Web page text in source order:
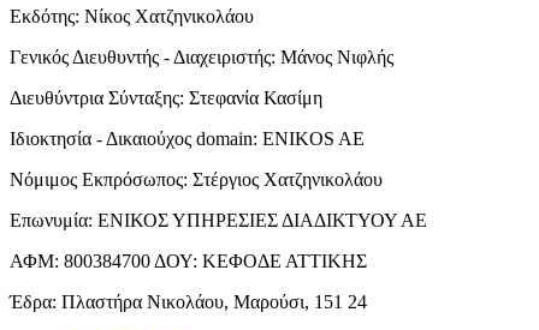
Εκδότης: Νίκος Χατζηνικολάου
Γενικός Διευθυντής - Διαχειριστής: Μάνος Νιφλής
Διευθύντρια Σύνταξης: Στεφανία Κασίμη
Ιδιοκτησία - Δικαιούχος domain: ENIKOS AE
Νόμιμος Εκπρόσωπος: Στέργιος Χατζηνικολάου
Επωνυμία: ΕΝΙΚΟΣ ΥΠΗΡΕΣΙΕΣ ΔΙΑΔΙΚΤΥΟΥ ΑΕ
ΑΦΜ: 800384700 ΔΟΥ: ΚΕΦΟΔΕ ΑΤΤΙΚΗΣ
Έδρα: Πλαστήρα Νικολάου, Μαρούσι, 151 24